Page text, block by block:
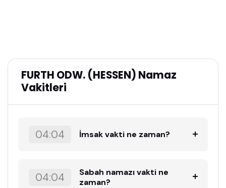
FURTH ODW. (HESSEN) Namaz
Vakitleri
04:04 İmsak vakti ne zaman?
04:04
Sabah namazı vakti ne
zaman?